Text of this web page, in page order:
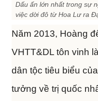
Dấu ấn lớn nhất trong sự
việc dời đô từ Hoa Lư ra
Năm 2013, Hoàng
VHTT&DL tôn vinh
dân tộc tiêu biểu
tưởng về trị quốc